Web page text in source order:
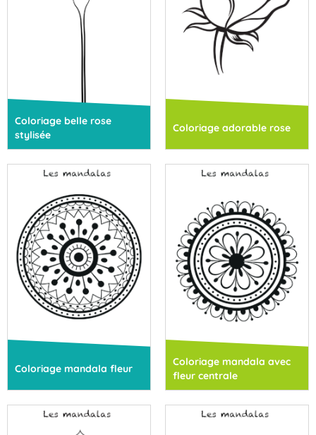
Coloriage belle rose
stylisée
Coloriage adorable rose
Coloriage mandala fleur
Coloriage mandala avec
fleur centrale